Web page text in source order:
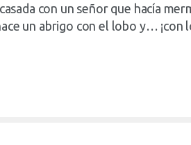
con un señor que hacía
un abrigo con el lobo y… ¡con